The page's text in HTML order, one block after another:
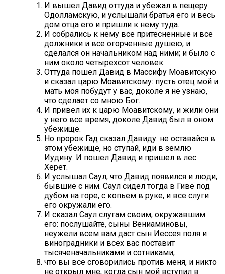
И вышел Давид оттуда и убежал в пещеру
Одолламскую, и услышали братья его и весь
дом отца его и пришли к нему туда.
И собрались к нему все притесненные и все
должники и все огорченные душею, и
сделался он начальником над ними; и было с
ним около четырехсот человек.
Оттуда пошел Давид в Массифу Моавитскую
и сказал царю Моавитскому: пусть отец мой и
мать моя побудут у вас, доколе я не узнаю,
что сделает со мною Бог.
И привел их к царю Моавитскому, и жили они
у него все время, доколе Давид был в оном
убежище.
Но пророк Гад сказал Давиду: не оставайся в
этом убежище, но ступай, иди в землю
Иудину. И пошел Давид и пришел в лес
Херет.
И услышал Саул, что Давид появился и люди,
бывшие с ним. Саул сидел тогда в Гиве под
дубом на горе, с копьем в руке, и все слуги
его окружали его.
И сказал Саул слугам своим, окружавшим
его: послушайте, сыны Вениаминовы,
неужели всем вам даст сын Иессея поля и
виноградники и всех вас поставит
тысяченачальниками и сотниками,
что вы все сговорились против меня, и никто
не открыл мне, когда сын мой вступил в